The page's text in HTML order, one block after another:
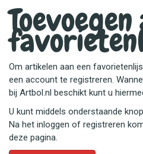
Toevoegen
Om artikelen aan een
een account te registreren.
bij Artbol.nl beschikt kunt u
U kunt middels onderstaande
Na het inloggen of registreren
deze pagina.